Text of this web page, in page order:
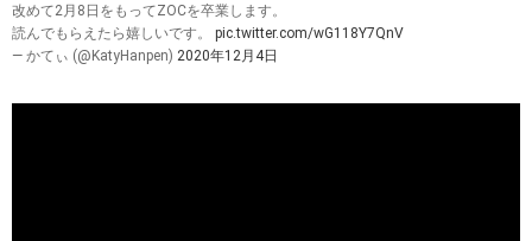
改めて2月8日をもってZOCを卒業します。
読んでもらえたら嬉しいです。 pic.twitter.com/wG118Y7QnV
— かてぃ (@KatyHanpen) 2020年12月4日